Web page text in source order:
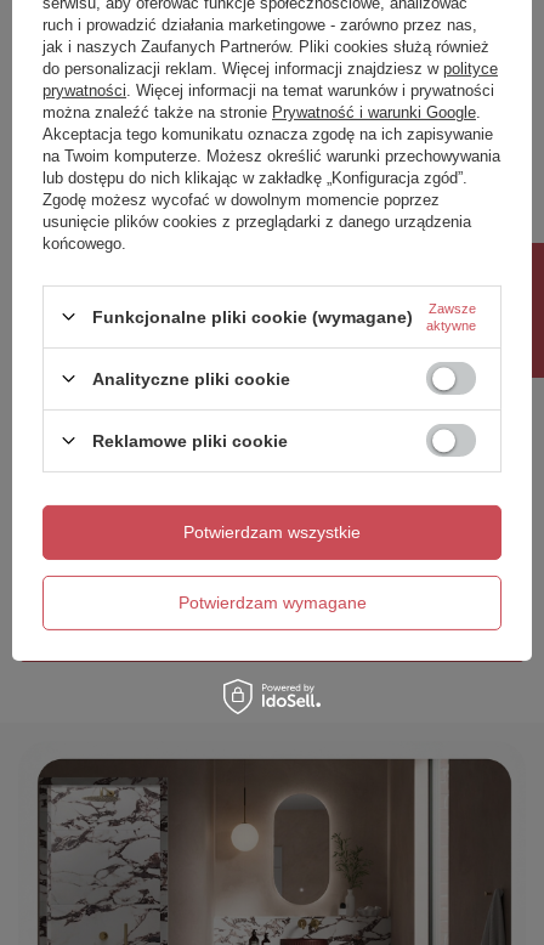
Napisz swoją opinię
Twoja ocena:
5/5
Treść twojej opinii
Dodaj własne zdjęcie produktu:
Wyślij opinię
ruch i prowadzić działania marketingowe - zarówno przez nas,
jak i naszych Zaufanych Partnerów. Pliki cookies służą również
do personalizacji reklam. Więcej informacji znajdziesz w polityce
prywatności . Więcej informacji na temat warunków i prywatności
można znaleźć także na stronie Prywatność i warunki Google
Akceptacja tego komunikatu oznacza zgodę na ich zapisywanie
na Twoim komputerze. Możesz określić warunki przechowywania
lub dostępu do nich klikając w zakładkę „Konfiguracja zgód”.
Zgodę możesz wycofać w dowolnym momencie poprzez
usunięcie plików cookies z przeglądarki z danego urządzenia
końcowego.
Funkcjonalne pliki cookie (wymagane) Zawsze
aktywne
Analityczne pliki cookie
Reklamowe pliki cookie
Potwierdzam wymagane
Potwierdzam wszystkie